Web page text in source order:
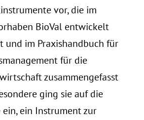
vor, die im
BioVal entwickelt
und im Praxishandbuch für
für die
zusammengefasst
ging sie auf die
ein Instrument zur